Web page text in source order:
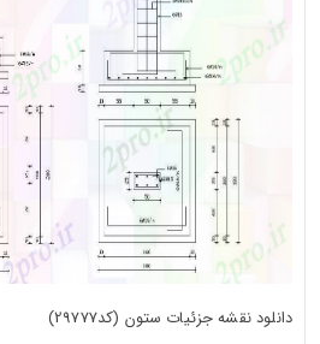
دانلود نقشه جزئیات ستون (کد29777)